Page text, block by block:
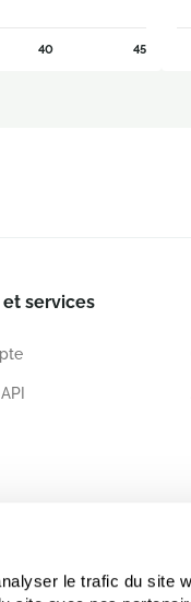
le trafic du site
40 45
services